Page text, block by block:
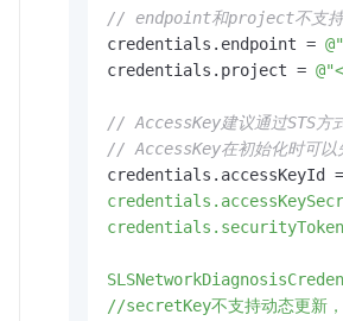
// endpoint和project不支持
credentials.endpoint =
credentials.project =
// AccessKey建议通过STS方
// AccessKey在初始化时可
credentials.accessKeyId =
credentials.securityToken
//secretKey不支持动态更新，